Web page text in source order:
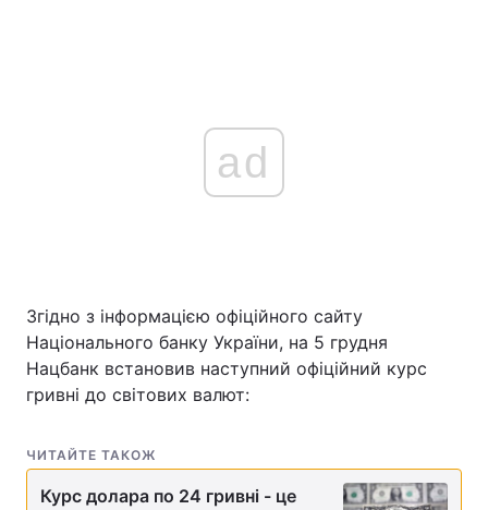
ad
Згідно з інформацією офіційного сайту
Національного банку України, на 5 грудня
Нацбанк встановив наступний офіційний курс
гривні до світових валют:
ЧИТАЙТЕ ТАКОЖ
Курс долара по 24 гривні - це